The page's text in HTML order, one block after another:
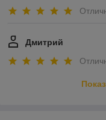
Дмитрий